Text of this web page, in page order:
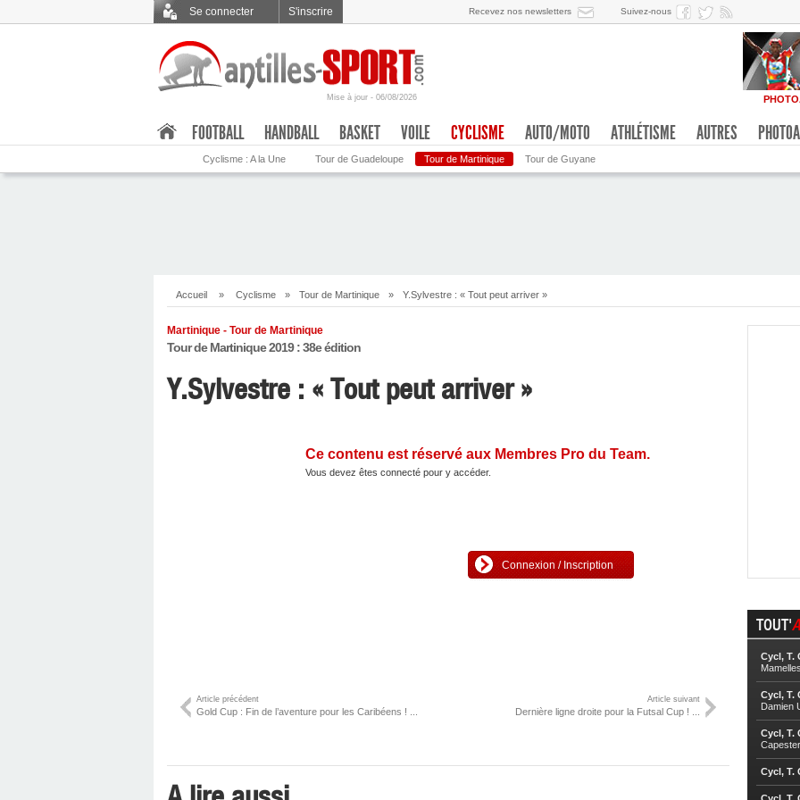
Se connecter S'inscrire Recevez nos newsletters Suivez-nous
Mise à jour - 06/08/2026
FOOTBALL HANDBALL BASKET VOILE CYCLISME
Cyclisme : A la Une Tour de Guadeloupe Tour de Martinique Tour de Guyane
AUTO/MOTO ATHLÉTISME AUTRES
Accueil » Cyclisme » Tour de Martinique » Y.Sylvestre : « Tout peut arriver »
Martinique - Tour de Martinique
Tour de Martinique 2019 : 38e édition
Y.Sylvestre : « Tout peut arriver »
Ce contenu est réservé aux Membres Pro du Team.
Vous devez êtes connecté pour y accéder.
Connexion / Inscription
Article précédent
Gold Cup : Fin de l’aventure pour les Caribéens ! ...
Article suivant
Dernière ligne droite pour la Futsal Cup ! ...
TOUT'
Cycl, T.
Mamelles
Cycl, T.
Damien
Cycl, T.
Cycl, T.